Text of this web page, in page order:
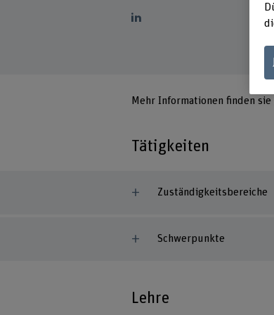
Mehr Informationen finden
Tätigkeiten
Zuständigkeitsbereiche
Schwerpunkte
Lehre